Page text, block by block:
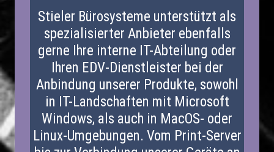
Stieler Bürosysteme unterstützt als
spezialisierter Anbieter ebenfalls
gerne Ihre interne IT-Abteilung oder
Ihren EDV-Dienstleister bei der
Anbindung unserer Produkte, sowohl
in IT-Landschaften mit Microsoft
Windows, als auch in MacOS- oder
Linux-Umgebungen. Vom Print-Server